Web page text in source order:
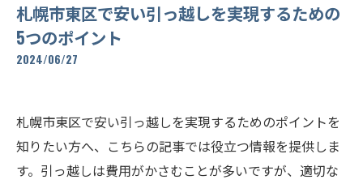
札幌市東区で安い引っ越しを実現するための
5つのポイント
2024/06/27
札幌市東区で安い引っ越しを実現するためのポイントを
知りたい方へ、こちらの記事では役立つ情報を提供しま
す。引っ越しは費用がかさむことが多いですが、適切な